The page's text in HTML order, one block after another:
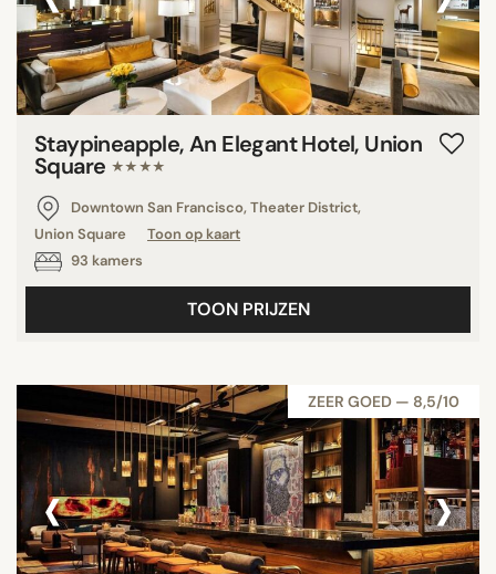
Staypineapple, An Elegant Hotel, Union
Square ★★★★
Downtown San Francisco, Theater District,
Union Square
Toon op kaart
93 kamers
TOON PRIJZEN
ZEER GOED — 8,5/10
‹ ›